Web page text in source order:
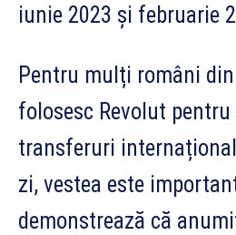
iunie 2023 și februarie
Pentru mulți români
folosesc Revolut
transferuri
zi, vestea este
demonstrează că